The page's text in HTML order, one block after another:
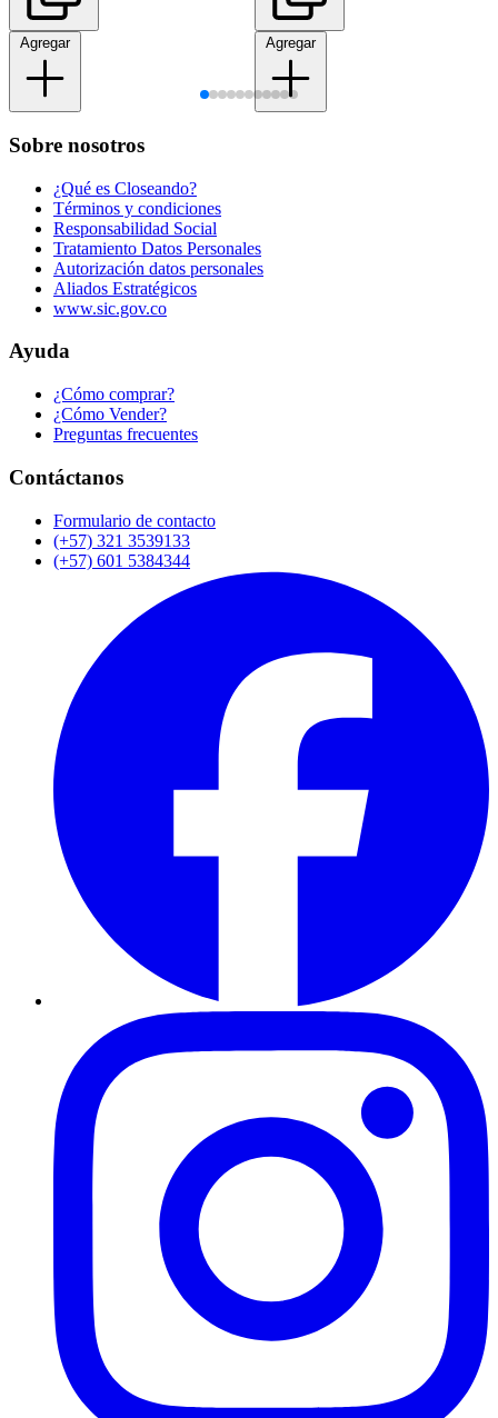
Agregar Agregar
Sobre nosotros
¿Qué es Closeando?
Términos y condiciones
Responsabilidad Social
Tratamiento Datos Personales
Autorización datos personales
Aliados Estratégicos
www.sic.gov.co
Ayuda
¿Cómo comprar?
¿Cómo Vender?
Preguntas frecuentes
Contáctanos
Formulario de contacto
(+57) 321 3539133
(+57) 601 5384344